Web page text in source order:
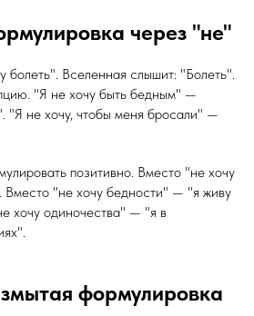
через "не"
болеть". Вселенная слышит: "Болеть".
"Я не хочу быть бедным" —
"Я не хочу, чтобы меня бросали" —
позитивно. Вместо "не хочу
"не хочу бедности" — "я живу
хочу одиночества" — "я в
формулировка